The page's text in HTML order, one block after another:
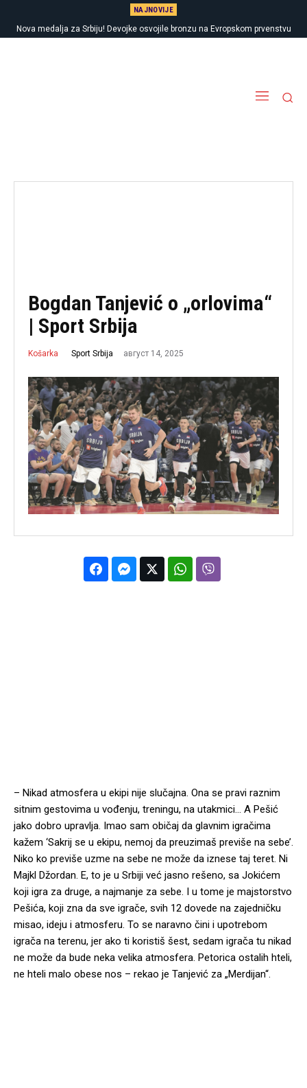
NAJNOVIJE
Nova medalja za Srbiju! Devojke osvojile bronzu na Evropskom prvenstvu
Bogdan Tanjević o „orlovima“
| Sport Srbija
Košarka Sport Srbija август 14, 2025
– Nikad atmosfera u ekipi nije slučajna. Ona se pravi raznim
sitnim gestovima u vođenju, treningu, na utakmici… A Pešić
jako dobro upravlja. Imao sam običaj da glavnim igračima
kažem ‘Sakrij se u ekipu, nemoj da preuzimaš previše na sebe’.
Niko ko previše uzme na sebe ne može da iznese taj teret. Ni
Majkl Džordan. E, to je u Srbiji već jasno rešeno, sa Jokićem
koji igra za druge, a najmanje za sebe. I u tome je majstorstvo
Pešića, koji zna da sve igrače, svih 12 dovede na zajedničku
misao, ideju i atmosferu. To se naravno čini i upotrebom
igrača na terenu, jer ako ti koristiš šest, sedam igrača tu nikad
ne može da bude neka velika atmosfera. Petorica ostalih hteli,
ne hteli malo obese nos – rekao je Tanjević za „Merdijan“.